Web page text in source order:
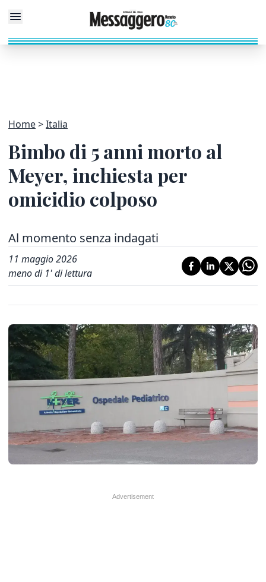
Home Italia
Bimbo di 5 anni morto al
Meyer, inchiesta per
omicidio colposo
Al momento senza indagati
11 maggio 2026
meno di 1' di lettura